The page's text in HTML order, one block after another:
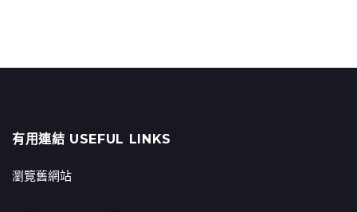
有用連結 USEFUL LINKS
瀏覽舊網站